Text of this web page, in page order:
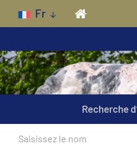
Skip to main content
Fr
Recherche